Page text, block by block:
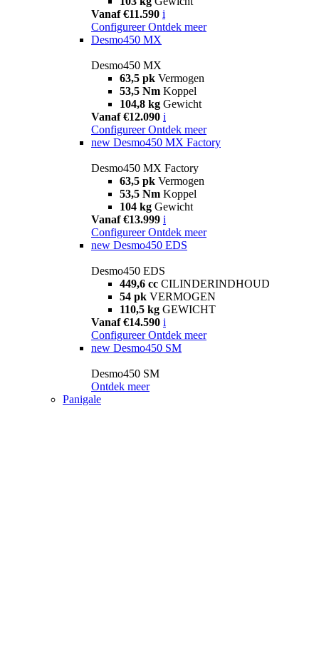
Vanaf €11.590 i
Configureer Ontdek meer
Desmo450 MX
Desmo450 MX
63,5 pk Vermogen
53,5 Nm Koppel
104,8 kg Gewicht
Vanaf €12.090 i
Configureer Ontdek meer
new Desmo450 MX Factory
Desmo450 MX Factory
63,5 pk Vermogen
53,5 Nm Koppel
104 kg Gewicht
Vanaf €13.999 i
Configureer Ontdek meer
new Desmo450 EDS
Desmo450 EDS
449,6 cc CILINDERINDHOUD
54 pk VERMOGEN
110,5 kg GEWICHT
Vanaf €14.590 i
Configureer Ontdek meer
new Desmo450 SM
Desmo450 SM
Ontdek meer
Panigale